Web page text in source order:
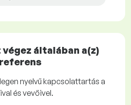
általában a(z)
nyelvű kapcsolattartás a
és vevőivel.